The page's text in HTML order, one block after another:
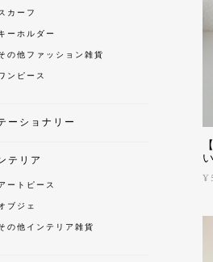
カーフ
ーホルダー
の他ファッション雑貨
ンピース
ーショナリー
テリア
ートピース
ブジェ
の他インテリア雑貨